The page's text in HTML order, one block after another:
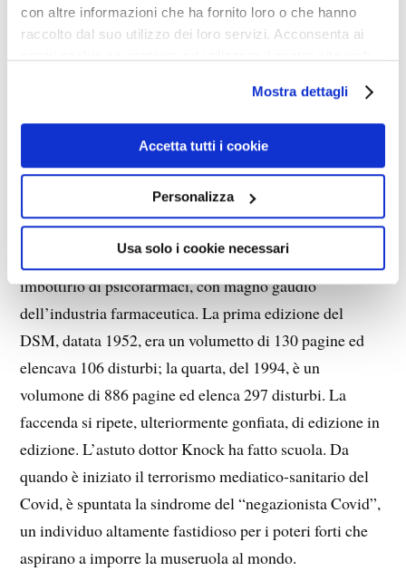
con altre informazioni che ha fornito loro o che hanno
raccolto dal suo utilizzo dei loro servizi. Acconsenta ai
Mostra dettagli
Accetta tutti i cookie
Personalizza
Usa solo i cookie necessari
taluni repertori medici, come ad esempio ilDiagnostic
and Statistic Manual for Mental Disorders(DSM)
dell’American Psychiatric Association(APA), che
elenca i disturbi mentali riconosciuti dalla comunità
scientifica internazionale, classificati per sintomi. La
pubblicazione ha prestigio e circolazione a livello
mondiale, e potrebbe incidere sulla vita di chiunque,
perché serve agli psichiatri in ogni parte del mondo per
formulare le loro diagnosi, dichiarare malato mentale
chi soffra anche di un leggero malessere psicologico e
imbottirlo di psicofarmaci, con magno gaudio
dell’industria farmaceutica. La prima edizione del
DSM, datata 1952, era un volumetto di 130 pagine ed
elencava 106 disturbi; la quarta, del 1994, è un
volumone di 886 pagine ed elenca 297 disturbi. La
faccenda si ripete, ulteriormente gonfiata, di edizione in
edizione. L’astuto dottor Knock ha fatto scuola. Da
quando è iniziato il terrorismo mediatico-sanitario del
Covid, è spuntata la sindrome del “negazionista Covid”,
un individuo altamente fastidioso per i poteri forti che
aspirano a imporre la museruola al mondo.